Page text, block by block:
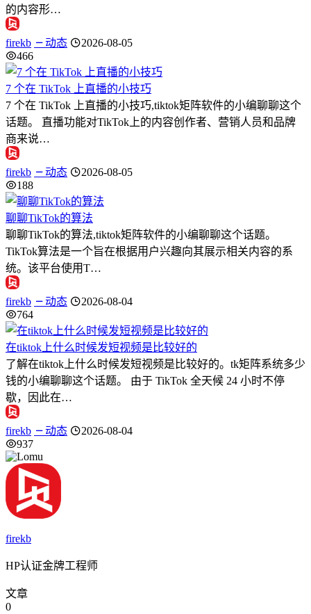
的内容形…
firekb 动态
2026-08-05
466
7 个在 TikTok 上直播的小技巧
7 个在 TikTok 上直播的小技巧,tiktok矩阵软件的小编聊聊这个
话题。 直播功能对TikTok上的内容创作者、营销人员和品牌
商来说…
firekb 动态
2026-08-05
188
聊聊TikTok的算法
聊聊TikTok的算法,tiktok矩阵软件的小编聊聊这个话题。
TikTok算法是一个旨在根据用户兴趣向其展示相关内容的系
统。该平台使用T…
firekb 动态
2026-08-04
764
在tiktok上什么时候发短视频是比较好的
了解在tiktok上什么时候发短视频是比较好的。tk矩阵系统多少
钱的小编聊聊这个话题。 由于 TikTok 全天候 24 小时不停
歇，因此在…
firekb 动态
2026-08-04
937
firekb
HP认证金牌工程师
文章
0